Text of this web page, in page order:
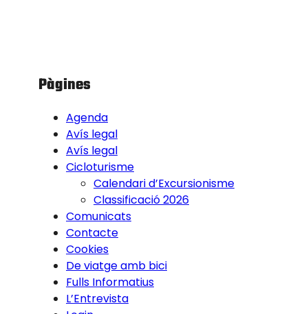
Pàgines
Agenda
Avís legal
Avís legal
Cicloturisme
Calendari d’Excursionisme
Classificació 2026
Comunicats
Contacte
Cookies
De viatge amb bici
Fulls Informatius
L’Entrevista